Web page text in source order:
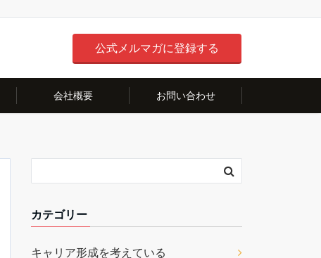
公式メルマガに登録する
会社概要 お問い合わせ
カテゴリー
キャリア形成を考えている